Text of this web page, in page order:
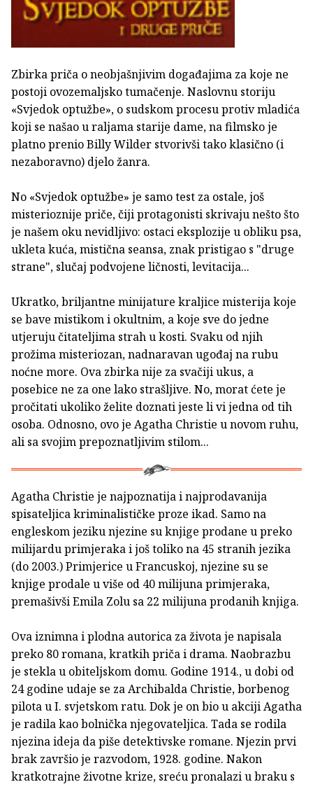
Zbirka priča o neobjašnjivim događajima za koje ne
postoji ovozemaljsko tumačenje. Naslovnu storiju
«Svjedok optužbe», o sudskom procesu protiv mladića
koji se našao u raljama starije dame, na filmsko je
platno prenio Billy Wilder stvorivši tako klasično (i
nezaboravno) djelo žanra.
No «Svjedok optužbe» je samo test za ostale, još
misterioznije priče, čiji protagonisti skrivaju nešto što
je našem oku nevidljivo: ostaci eksplozije u obliku psa,
ukleta kuća, mistična seansa, znak pristigao s "druge
strane", slučaj podvojene ličnosti, levitacija...
Ukratko, briljantne minijature kraljice misterija koje
se bave mistikom i okultnim, a koje sve do jedne
utjeruju čitateljima strah u kosti. Svaku od njih
prožima misteriozan, nadnaravan ugođaj na rubu
noćne more. Ova zbirka nije za svačiji ukus, a
posebice ne za one lako strašljive. No, morat ćete je
pročitati ukoliko želite doznati jeste li vi jedna od tih
osoba. Odnosno, ovo je Agatha Christie u novom ruhu,
ali sa svojim prepoznatljivim stilom...
Agatha Christie je najpoznatija i najprodavanija
spisateljica kriminalističke proze ikad. Samo na
engleskom jeziku njezine su knjige prodane u preko
milijardu primjeraka i još toliko na 45 stranih jezika
(do 2003.) Primjerice u Francuskoj, njezine su se
knjige prodale u više od 40 milijuna primjeraka,
premašivši Emila Zolu sa 22 milijuna prodanih knjiga.
Ova iznimna i plodna autorica za života je napisala
preko 80 romana, kratkih priča i drama. Naobrazbu
je stekla u obiteljskom domu. Godine 1914., u dobi od
24 godine udaje se za Archibalda Christie, borbenog
pilota u I. svjetskom ratu. Dok je on bio u akciji Agatha
je radila kao bolnička njegovateljica. Tada se rodila
njezina ideja da piše detektivske romane. Njezin prvi
brak završio je razvodom, 1928. godine. Nakon
kratkotrajne životne krize, sreću pronalazi u braku s